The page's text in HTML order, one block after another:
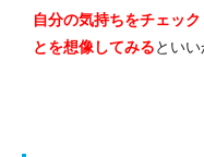
自分の気持ちをチェッ
とを想像してみるといい